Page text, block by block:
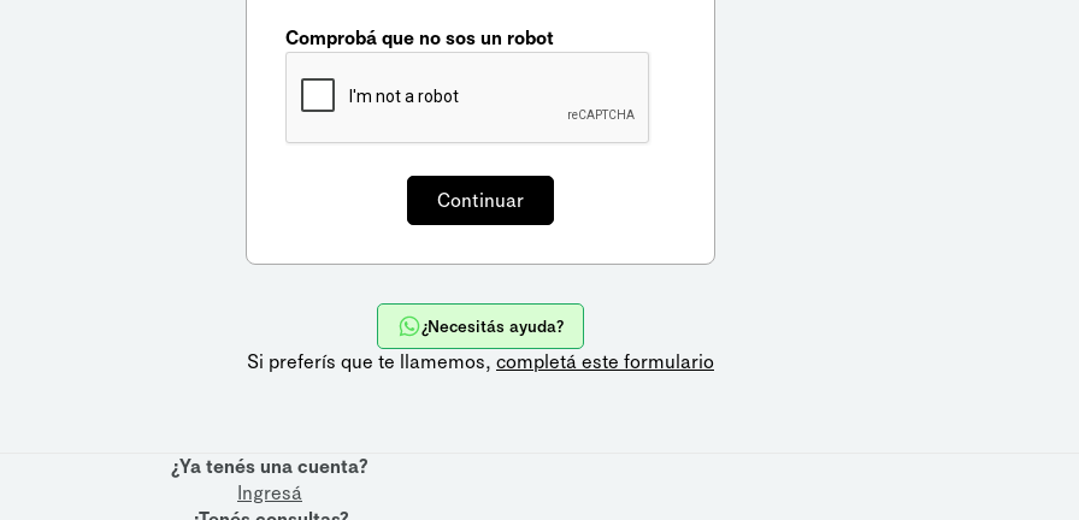
Comprobá que no sos un robot
¿Necesitás ayuda?
Si preferís que te llamemos, completá este formulario
¿Ya tenés una cuenta?
Ingresá